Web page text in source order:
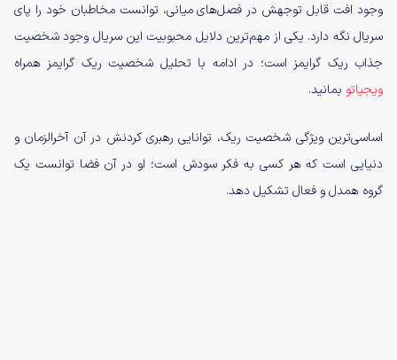
وجود افت قابل توجهش در فصل‌های میانی، توانست مخاطبان خود را پای
سریال نگه دارد. یکی از مهم‌ترین دلایل محبوبیت این سریال وجود شخصیت
جذاب ریک گرایمز است؛ در ادامه با تحلیل شخصیت ریک گرایمز همراه
ویجیاتو بمانید.
اساسی‌ترین ویژگی شخصیت ریک، توانایی رهبری کردنش در آن آخرالزمان و
دنیایی است که هر کسی به فکر سودش است؛ او در آن فضا توانست یک
گروه همدل و فعال تشکیل دهد.